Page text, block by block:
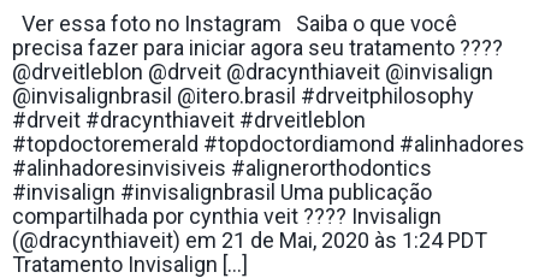
Ver essa foto no Instagram Saiba o que você
precisa fazer para iniciar agora seu tratamento ????
@drveitleblon @drveit @dracynthiaveit @invisalign
@invisalignbrasil @itero.brasil #drveitphilosophy
#drveit #dracynthiaveit #drveitleblon
#topdoctoremerald #topdoctordiamond #alinhadores
#alinhadoresinvisiveis #alignerorthodontics
#invisalign #invisalignbrasil Uma publicação
compartilhada por cynthia veit ???? Invisalign
(@dracynthiaveit) em 21 de Mai, 2020 às 1:24 PDT
Tratamento Invisalign […]